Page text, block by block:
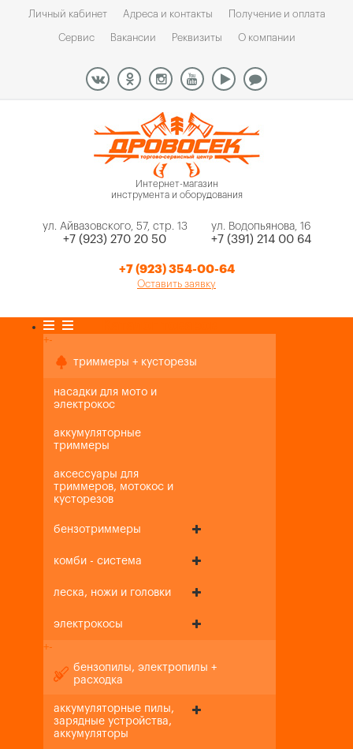
Личный кабинет Адреса и контакты Получение и оплата
Сервис Вакансии Реквизиты О компании
Интернет-магазин
инструмента и оборудования
ул. Айвазовского, 57, стр. 13
+7 (923) 270 20 50
ул. Водопьянова, 16
+7 (391) 214 00 64
+7 (923) 354-00-64
Оставить заявку
+-
триммеры + кусторезы
насадки для мото и
электрокос
аккумуляторные
триммеры
аксессуары для
триммеров, мотокос и
кусторезов
бензотриммеры
комби - система
леска, ножи и головки
электрокосы
+-
бензопилы, электропилы +
расходка
аккумуляторные пилы,
зарядные устройства,
аккумуляторы